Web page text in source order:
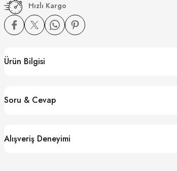
Hızlı Kargo
Ürün Bilgisi
Soru & Cevap
Alışveriş Deneyimi